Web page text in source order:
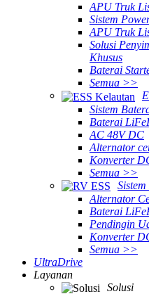
APU Truk
Sistem
APU Truk
Solusi
Khusus
Baterai
Semua >>
Sistem
Baterai
AC 48V DC
Alternator
Konverter
Semua >>
Alternator
Baterai
Pendingin
Konverter
Semua >>
UltraDrive
Layanan
Solusi